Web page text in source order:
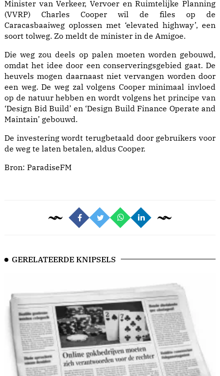
Minister van Verkeer, Vervoer en Ruimtelijke Planning
(VVRP) Charles Cooper wil de files op de
Caracasbaaiweg oplossen met ‘elevated highway’, een
soort tolweg. Zo meldt de minister in de Amigoe.
Die weg zou deels op palen moeten worden gebouwd,
omdat het idee door een conserveringsgebied gaat. De
heuvels mogen daarnaast niet vervangen worden door
een weg. De weg zal volgens Cooper minimaal invloed
op de natuur hebben en wordt volgens het principe van
‘Design Bid Build’ en ‘Design Build Finance Operate and
Maintain’ gebouwd.
De investering wordt terugbetaald door gebruikers voor
de weg te laten betalen, aldus Cooper.
Bron: ParadiseFM
GERELATEERDE KNIPSELS